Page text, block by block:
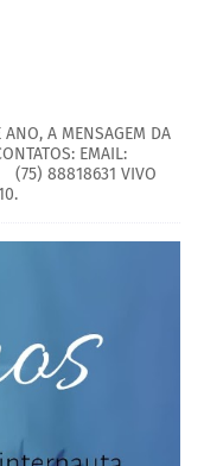
ANO, A MENSAGEM DA
EMAIL:
(75) 88818631 VIVO